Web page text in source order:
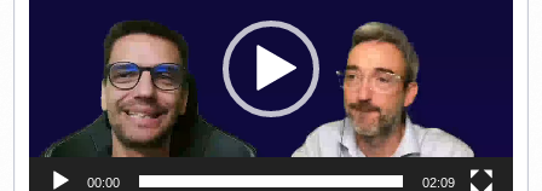
00:00 02:09